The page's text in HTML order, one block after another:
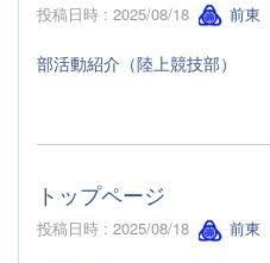
投稿日時 : 2025/08/18 前東
部活動紹介（陸上競技部）
トップページ
投稿日時 : 2025/08/18 前東